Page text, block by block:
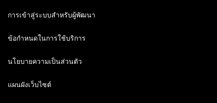
การเข้าสู่ระบบสำหรับผู้พัฒนา
ข้อกำหนดในการใช้บริการ
นโยบายความเป็นส่วนตัว
แผนผังเว็บไซต์